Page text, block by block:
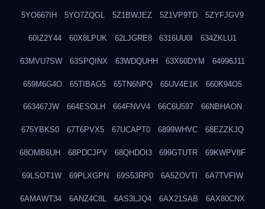
5YO667IH 5YO7ZQGL 5Z1BWJEZ 5Z1VP9TD 5ZYFJGV9
60IZ2Y44 60X8LPUK 62LJGRE8 6316UU0I 634ZKLU1
63MVU7SW 63SPQINX 63WDQUHH 63X60DYM 64996J11
659M6G4O 65TIBAG5 65TN6NPQ 65UV4E1K 660K94O5
663467JW 664ESOLH 664FNVV4 66C6U597 66NBHAON
675YBKS0 67T6PVX5 67UCAPT0 6899WHVC 68EZZKJQ
68OMB6UH 68PDCJPV 68QHDOI3 699GTUTR 69KWPV8F
69LSOT1W 69PLXGPN 69S53RP0 6A5ZOVTI 6A7TVFIW
6AMAWT34 6ANZ4C8L 6AS3LJQ4 6AX21SAB 6AX80CNX